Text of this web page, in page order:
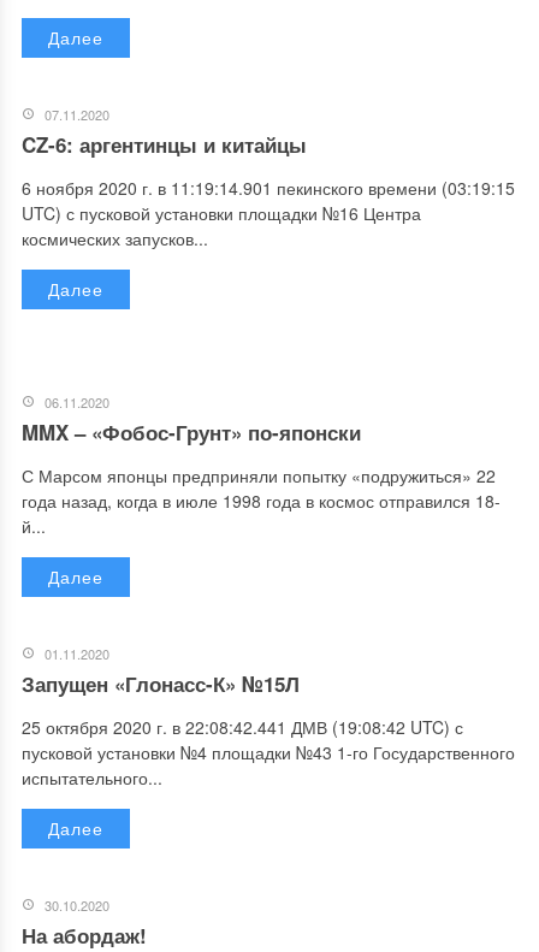
Далее
07.11.2020
CZ-6: аргентинцы и китайцы
6 ноября 2020 г. в 11:19:14.901 пекинского времени (03:19:15
UTC) с пусковой установки площадки №16 Центра
космических запусков...
Далее
06.11.2020
MMX – «Фобос-Грунт» по-японски
С Марсом японцы предприняли попытку «подружиться» 22
года назад, когда в июле 1998 года в космос отправился 18-
й...
Далее
01.11.2020
Запущен «Глонасс-К» №15Л
25 октября 2020 г. в 22:08:42.441 ДМВ (19:08:42 UTC) с
пусковой установки №4 площадки №43 1-го Государственного
испытательного...
Далее
30.10.2020
На абордаж!